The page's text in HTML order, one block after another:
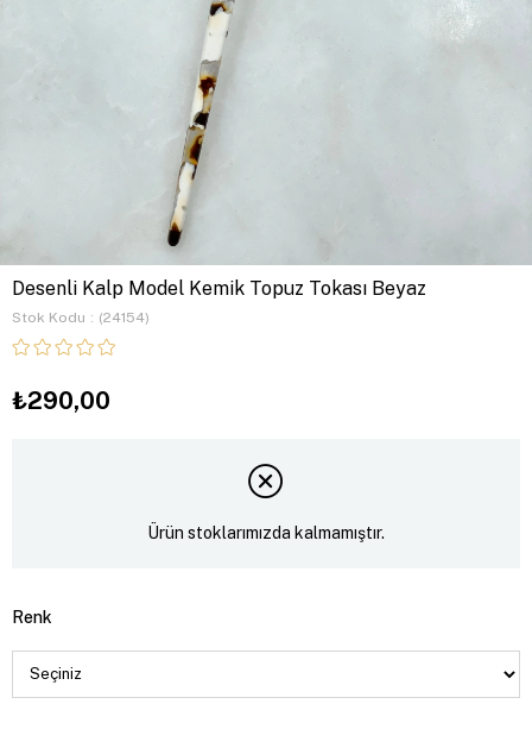
Desenli Kalp Model Kemik Topuz Tokası Beyaz
Stok Kodu (24154)
₺290,00
Ürün stoklarımızda kalmamıştır.
Renk